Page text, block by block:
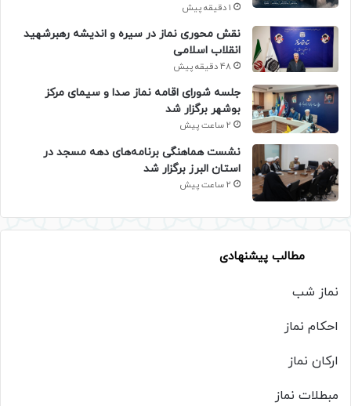
1 دقیقه پیش
نقش محوری نماز در سیره و اندیشه رهبرشهید
انقلاب اسلامی
48 دقیقه پیش
جلسه شورای اقامه نماز صدا و سیمای مرکز
بوشهر برگزار شد
2 ساعت پیش
نشست هماهنگی برنامه‌های دهه مسجد در
استان البرز برگزار شد
2 ساعت پیش
مطالب پیشنهادی
نماز شب
احکام نماز
ارکان نماز
مبطلات نماز